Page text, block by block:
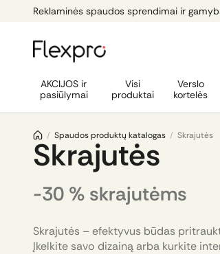
Reklaminės spaudos sprendimai ir
AKCIJOS ir
pasiūlymai
Visi
produktai
Verslo
kortelės
/ Spaudos produktų katalogas / Skrajutės
Skrajutės
-30 % skrajutėms
Skrajutės – efektyvus būdas
Įkelkite savo dizainą arba kurkite